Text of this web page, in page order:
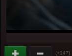
(+147)